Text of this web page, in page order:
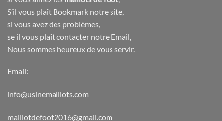
S’il vous plaît Bookmark notre site,
si vous avez des problèmes,
se il vous plaît contacter notre Email,
Nous sommes heureux de vous servir.
Email:
info@usinemaillots.com
maillotdefoot2016@gmail.com